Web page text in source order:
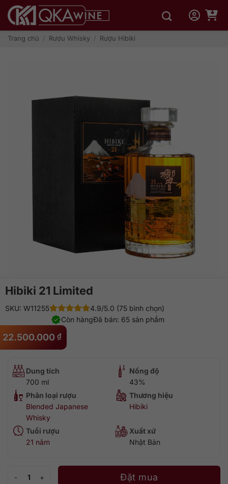
qua
dungTrang chủ / Rượu Whisky / Rượu Hibiki
Hibiki 21 Limited
22.500.000 ₫
SKU: W11255
4.9/5.0 (75 bình chọn)
Đã bán: 65 sản phẩm
Còn hàng
Dung tích
700 ml
Nồng độ
43%
Phân loại rượu
Blended Japanese
Whisky
Thương hiệu
Hibiki
Tuổi rượu
21 năm
Xuất xứ
Nhật Bản
Đặt mua